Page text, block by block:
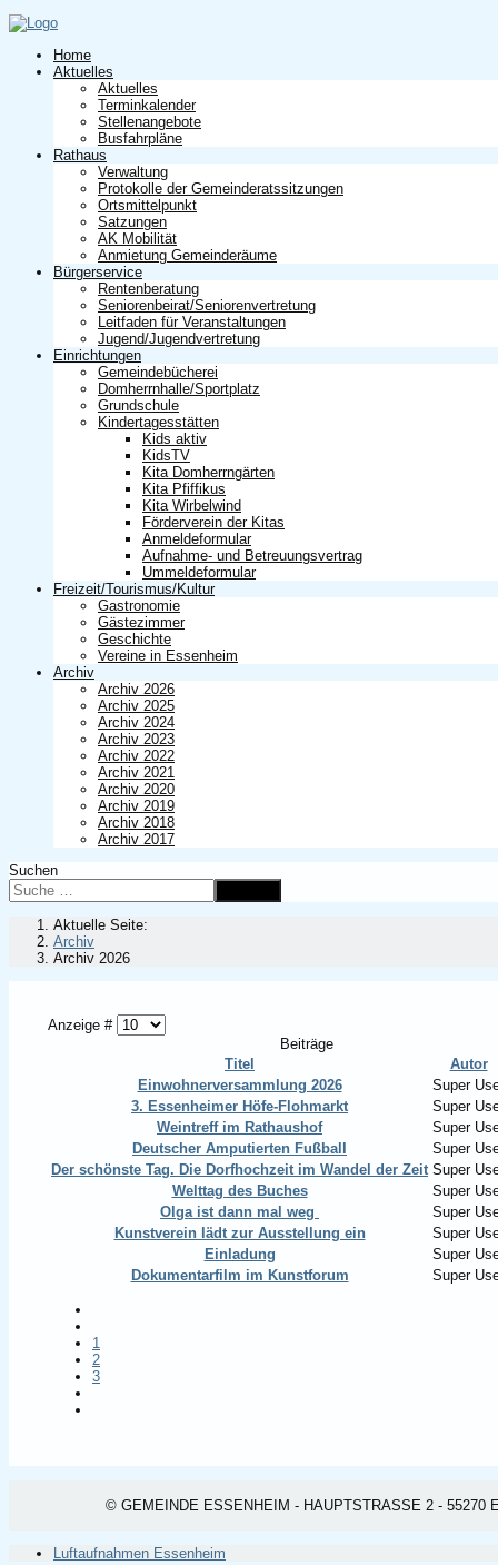
Home
Aktuelles
Aktuelles
Terminkalender
Stellenangebote
Busfahrpläne
Rathaus
Verwaltung
Protokolle der Gemeinderatssitzungen
Ortsmittelpunkt
Satzungen
AK Mobilität
Anmietung Gemeinderäume
Bürgerservice
Rentenberatung
Seniorenbeirat/Seniorenvertretung
Leitfaden für Veranstaltungen
Jugend/Jugendvertretung
Einrichtungen
Gemeindebücherei
Domherrnhalle/Sportplatz
Grundschule
Kindertagesstätten
Kids aktiv
KidsTV
Kita Domherrngärten
Kita Pfiffikus
Kita Wirbelwind
Förderverein der Kitas
Anmeldeformular
Aufnahme- und Betreuungsvertrag
Ummeldeformular
Freizeit/Tourismus/Kultur
Gastronomie
Gästezimmer
Geschichte
Vereine in Essenheim
Archiv
Archiv 2026
Archiv 2025
Archiv 2024
Archiv 2023
Archiv 2022
Archiv 2021
Archiv 2020
Archiv 2019
Archiv 2018
Archiv 2017
Suchen
Aktuelle Seite:
Archiv
Archiv 2026
Anzeige #
Beiträge
Titel
Autor
Einwohnerversammlung 2026
Super
3. Essenheimer Höfe-Flohmarkt
Super
Weintreff im Rathaushof
Super
Deutscher Amputierten Fußball
Super
Der schönste Tag. Die Dorfhochzeit im Wandel der Zeit Super
Welttag des Buches
Super
Olga ist dann mal weg
Super
Kunstverein lädt zur Ausstellung ein
Super
Einladung
Super
Dokumentarfilm im Kunstforum
Super
1
2
3
© GEMEINDE ESSENHEIM - HAUPTSTRASSE 2 - 55270
Luftaufnahmen Essenheim